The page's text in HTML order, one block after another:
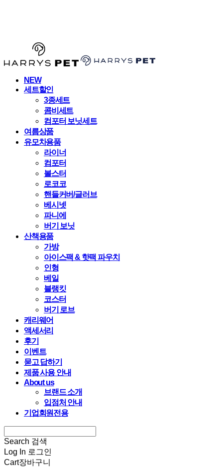
NEW
세트할인
3종세트
콤비세트
컴포터 보닛세트
여름상품
유모차용품
라이너
컴포터
볼스터
로코코
핸들커버/글러브
베시넷
파니에
버기 보닛
산책용품
가방
아이스팩 & 핫팩 파우치
인형
베일
블랭킷
코스터
버기 로브
캐리웨어
액세서리
후기
이벤트
묻고 답하기
제품 사용 안내
About us
브랜드 소개
입점처 안내
기업회원전용
Search 검색
Log In 로그인
Cart장바구니